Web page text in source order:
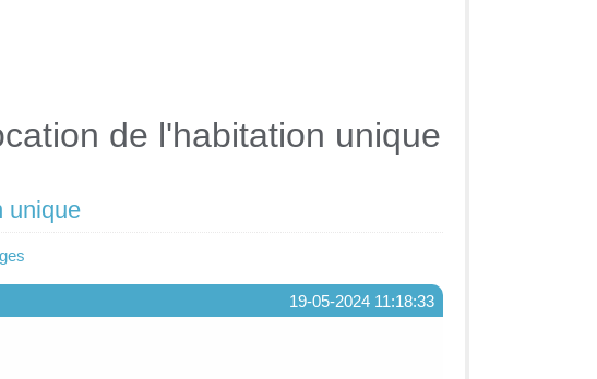
de l'habitation unique
unique
19-05-2024 11:18:33